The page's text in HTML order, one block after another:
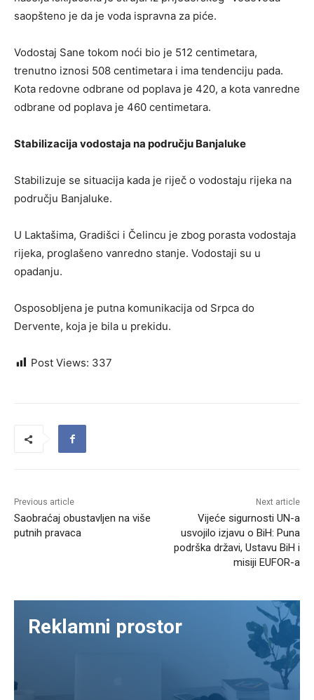
saopšteno je da je voda ispravna za piće.
Vodostaj Sane tokom noći bio je 512 centimetara,
trenutno iznosi 508 centimetara i ima tendenciju pada.
Kota redovne odbrane od poplava je 420, a kota vanredne
odbrane od poplava je 460 centimetara.
Stabilizacija vodostaja na području Banjaluke
Stabilizuje se situacija kada je riječ o vodostaju rijeka na
području Banjaluke.
U Laktašima, Gradišci i Čelincu je zbog porasta vodostaja
rijeka, proglašeno vanredno stanje. Vodostaji su u
opadanju.
Osposobljena je putna komunikacija od Srpca do
Dervente, koja je bila u prekidu.
Post Views: 337
Previous article
Saobraćaj obustavljen na više
putnih pravaca
Next article
Vijeće sigurnosti UN-a
usvojilo izjavu o BiH: Puna
podrška državi, Ustavu BiH i
misiji EUFOR-a
Reklamni prostor